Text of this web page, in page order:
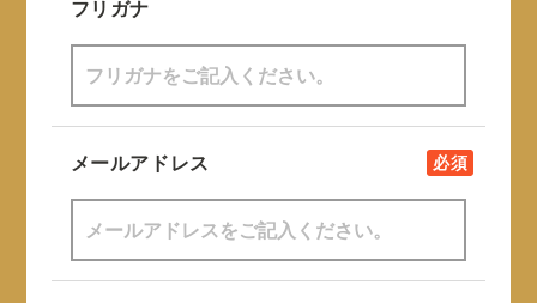
フリガナ
メールアドレス 必須